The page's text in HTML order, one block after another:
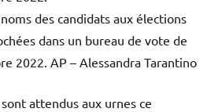
des candidats aux élections
dans un bureau de vote de
2022. AP – Alessandra Tarantino
attendus aux urnes ce